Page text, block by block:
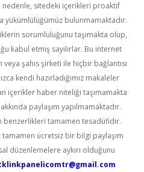
sitedeki içerikleri proaktif
yükümlülüğümüz bulunmamaktadır.
sorumluluğunu taşımakta olup,
kabul etmiş sayılırlar. Bu internet
şahıs şirketi ile hiçbir bağlantısı
kendi hazırladığımız makaleler
içerikler haber niteliği taşımamakta
paylaşım yapılmamaktadır.
benzerlikleri tamamen tesadüfidir.
tamamen ücretsiz bir bilgi paylaşım
düzenlemelere aykırı olduğunu